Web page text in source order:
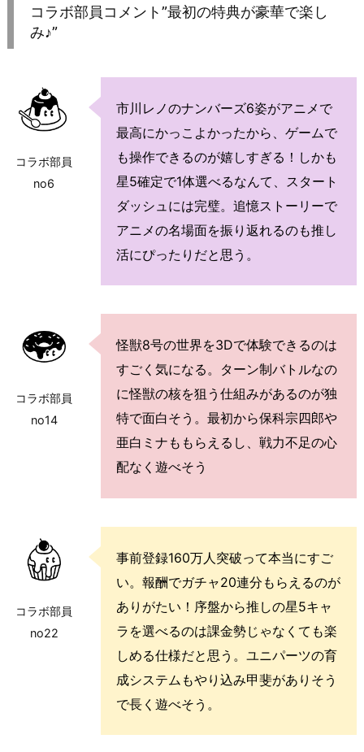
コラボ部員コメント”最初の特典が豪華で楽し
み♪”
コラボ部員
no6
市川レノのナンバーズ6姿がアニメで
最高にかっこよかったから、ゲームで
も操作できるのが嬉しすぎる！しかも
星5確定で1体選べるなんて、スタート
ダッシュには完璧。追憶ストーリーで
アニメの名場面を振り返れるのも推し
活にぴったりだと思う。
コラボ部員
no14
怪獣8号の世界を3Dで体験できるのは
すごく気になる。ターン制バトルなの
に怪獣の核を狙う仕組みがあるのが独
特で面白そう。最初から保科宗四郎や
亜白ミナももらえるし、戦力不足の心
配なく遊べそう
コラボ部員
no22
事前登録160万人突破って本当にすご
い。報酬でガチャ20連分もらえるのが
ありがたい！序盤から推しの星5キャ
ラを選べるのは課金勢じゃなくても楽
しめる仕様だと思う。ユニパーツの育
成システムもやり込み甲斐がありそう
で長く遊べそう。